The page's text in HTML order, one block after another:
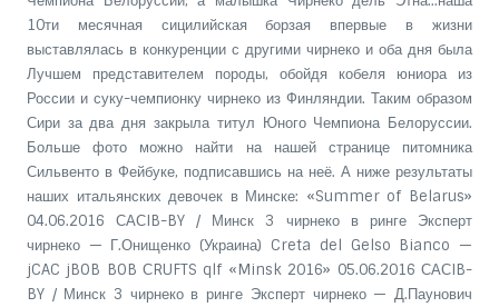
10ти месячная сицилийская борзая впервые в жизни
выставлялась в конкуренции с другими чирнеко и оба дня была
Лучшем представителем породы, обойдя кобеля юниора из
России и суку-чемпионку чирнеко из Финляндии. Таким образом
Сири за два дня закрыла титул Юного Чемпиона Белоруссии.
Больше фото можно найти на нашей странице питомника
Сильвенто в Фейбуке, подписавшись на неё. А ниже результаты
наших итальянских девочек в Минске: «Summer of Belarus»
04.06.2016 САСIB-BY / Минск 3 чирнеко в ринге Эксперт
чирнеко — Г.Онищенко (Украина) Creta del Gelso Bianco —
jCAC jBOB BOB СRUFTS qlf «Minsk 2016» 05.06.2016 САСIB-
BY / Минск 3 чирнеко в ринге Эксперт чирнеко — Д.Паунович